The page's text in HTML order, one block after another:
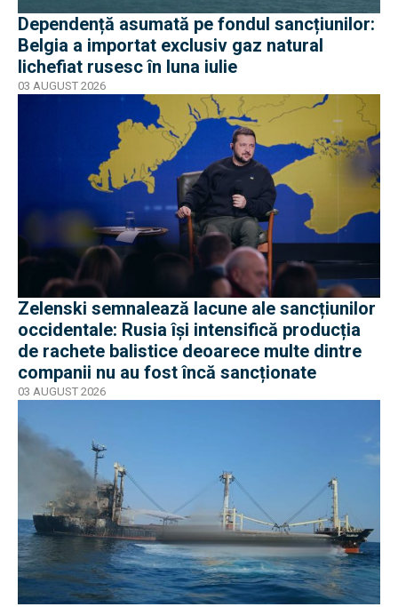
Dependență asumată pe fondul sancțiunilor:
Belgia a importat exclusiv gaz natural
lichefiat rusesc în luna iulie
03 AUGUST 2026
Zelenski semnalează lacune ale sancțiunilor
occidentale: Rusia își intensifică producția
de rachete balistice deoarece multe dintre
companii nu au fost încă sancționate
03 AUGUST 2026